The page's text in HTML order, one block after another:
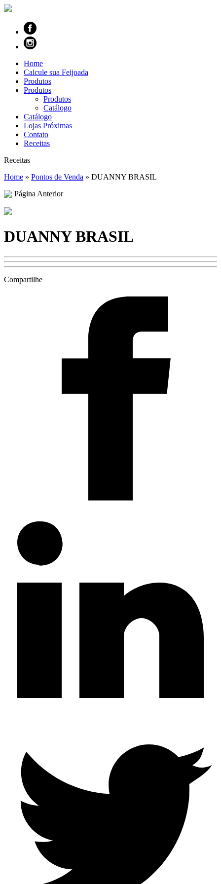
Home
Calcule sua Feijoada
Produtos
Produtos
Produtos
Catálogo
Catálogo
Lojas Próximas
Contato
Receitas
Receitas
Home » Pontos de Venda » DUANNY BRASIL
Página Anterior
DUANNY BRASIL
Compartilhe